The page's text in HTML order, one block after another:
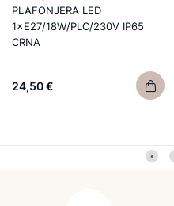
PLAFONJERA LED
1×E27/18W/PLC/230V IP65
CRNA
24,50 €